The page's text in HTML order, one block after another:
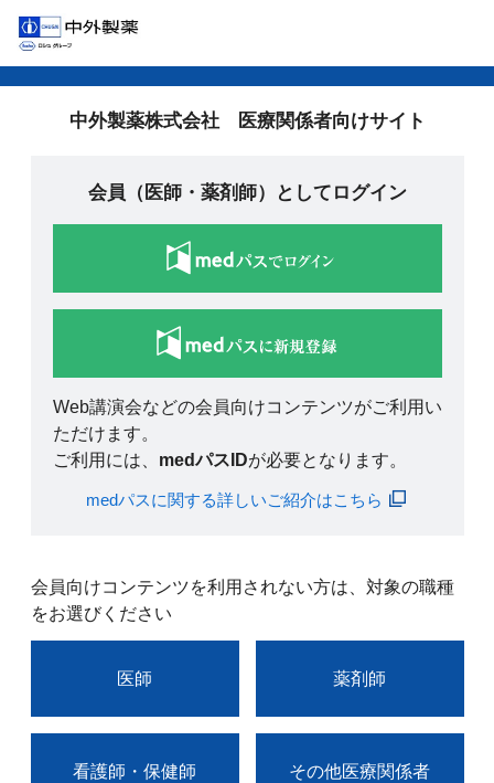
中外製薬株式会社 医療関係者向けサイト
会員（医師・薬剤師）としてログイン
Web講演会などの会員向けコンテンツがご利用い
ただけます。
ご利用には、 medパスIDが必要となります。
medパスに関する詳しいご紹介はこちら
会員向けコンテンツを利用されない方は、対象の職種
をお選びください
医師 薬剤師
看護師・保健師 その他医療関係者